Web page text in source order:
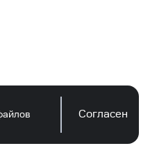
Согласен